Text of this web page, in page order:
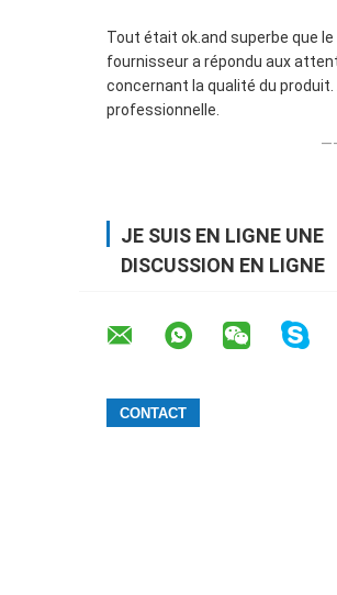
Tout était ok.and superbe que le
fournisseur a répondu aux
concernant la qualité du produit.
professionnelle.
JE SUIS EN LIGNE UNE
DISCUSSION EN LIGNE